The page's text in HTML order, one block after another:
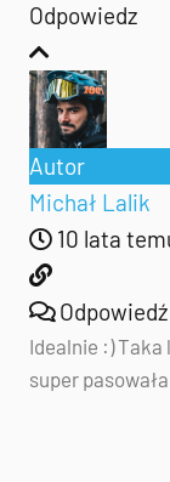
Odpowiedz
Autor
Michał Lalik
10 lata
Idealnie :)
super